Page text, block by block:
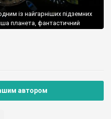
із найгарніших підземних
планета, фантастичний
[…]
автором